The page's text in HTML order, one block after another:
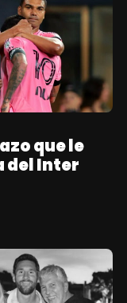
que le
del Inter